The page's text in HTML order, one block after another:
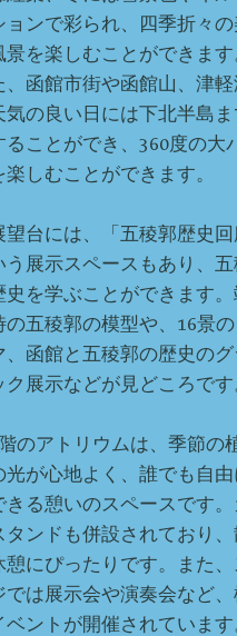
ョンで彩られ、四季折々
景を楽しむことができます
、函館市街や函館山、津軽
気の良い日には下北半島
ることができ、360度の大
楽しむことができます。
望台には、「五稜郭歴史回
う展示スペースもあり、
史を学ぶことができます。
の五稜郭の模型や、16景
、函館と五稜郭の歴史のグ
ク展示などが見どころです
のアトリウムは、季節の
光が心地よく、誰でも自由
きる憩いのスペースです。
タンドも併設されており
憩にぴったりです。また
では展示会や演奏会など
ベントが開催されています